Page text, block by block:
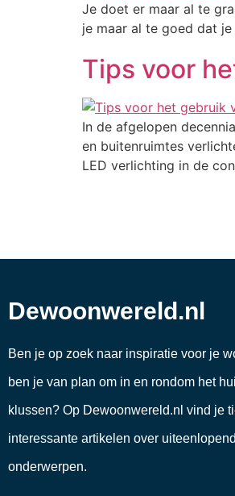
Je doet er maar al te
je maar al te goed dat
Tips voor
In de afgelopen
en buitenruimtes
LED verlichting in de
Dewoonwereld.nl
Ben je op zoek naar inspiratie voor je
ben je van plan om in en rondom het
klussen? Op Dewoonwereld.nl vind je
interessante artikelen over
onderwerpen.